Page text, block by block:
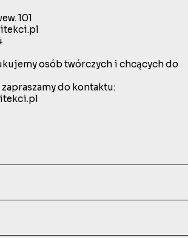
101
osób twórczych i chcących do
do kontaktu: